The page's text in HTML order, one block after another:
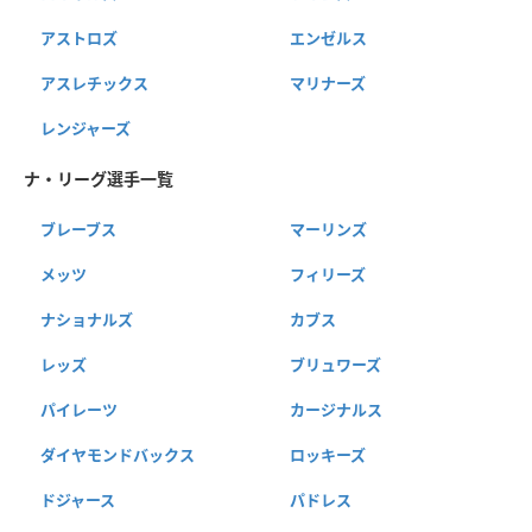
アストロズ エンゼルス
アスレチックス マリナーズ
レンジャーズ
ナ・リーグ選手一覧
ブレーブス マーリンズ
メッツ フィリーズ
ナショナルズ カブス
レッズ ブリュワーズ
パイレーツ カージナルス
ダイヤモンドバックス ロッキーズ
ドジャース パドレス